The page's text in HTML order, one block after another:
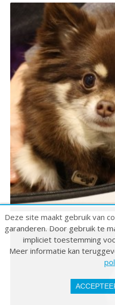
Deze site maakt gebruik van
garanderen. Door gebruik te
impliciet toestemming
Meer informatie kan